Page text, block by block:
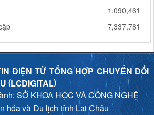
1,090,461
7,337,781
ĐIỆN TỬ TỔNG HỢP CHUYỂN ĐỔI
(LCDIGITAL)
SỞ KHOA HỌC VÀ CÔNG NGHỆ
hóa và Du lịch tỉnh Lai Châu